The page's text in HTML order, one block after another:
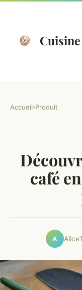
Accueil›Produit
café
A Alice